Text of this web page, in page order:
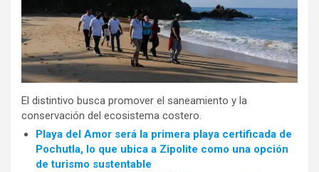
El distintivo busca promover el saneamiento y la
conservación del ecosistema costero.
Playa del Amor será la primera playa certificada de
Pochutla, lo que ubica a Zipolite como una opción
de turismo sustentable